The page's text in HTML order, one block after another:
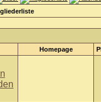
Homepage